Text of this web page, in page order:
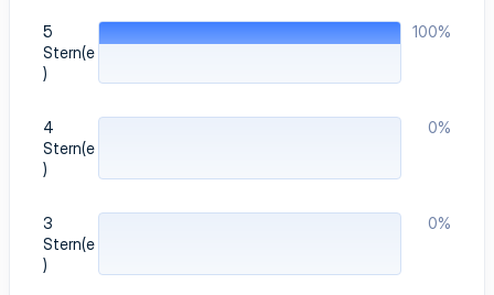
S
t
n
e
5
Stern(e
)
100%
4
Stern(e
)
0%
3
Stern(e
)
0%